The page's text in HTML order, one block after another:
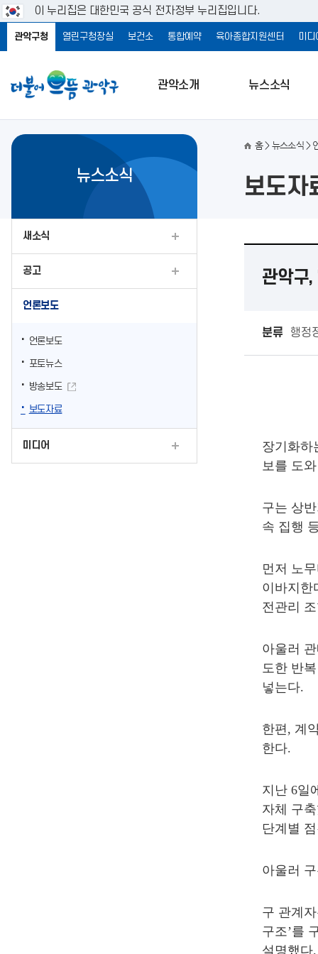
이 누리집은 대한민국 공식 전자정부 누리집입니다.
관악구청 열린구청장실 보건소 통합예약 육아종합지원센터 미디
관악소개 뉴스소식
뉴스소식
새소식
공고
언론보도
언론보도
포토뉴스
방송보도
보도자료
미디어
홈 뉴스소식
보도자
관악구,
분류 행정
장기화하
보를 도
구는 상
속 집행
먼저 노무
이바지한
전관리
아울러
도한 반
넣는다.
한편, 계
한다.
지난 6일
자체 구
단계별
아울러
구 관계
구조’를
설명했다.